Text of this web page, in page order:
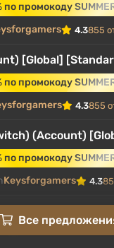
по промокоду
4.3855
[Global]
по промокоду
4.3855
(Account)
по промокоду
Keysforgamers 4.3
Все